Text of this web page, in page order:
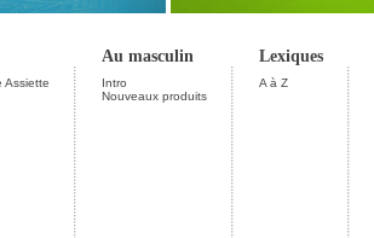
Au masculin Lexiques
Assiette
Intro
Nouveaux produits
A à Z